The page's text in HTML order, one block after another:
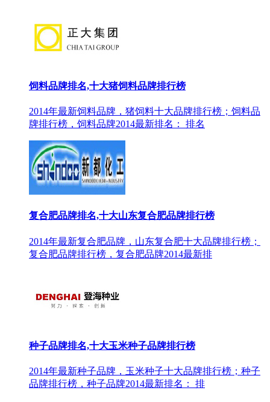
饲料品牌排名,十大猪饲料品牌排行榜
2014年最新饲料品牌，猪饲料十大品牌排行榜；饲料品
牌排行榜，饲料品牌2014最新排名： 排名
复合肥品牌排名,十大山东复合肥品牌排行榜
2014年最新复合肥品牌，山东复合肥十大品牌排行榜；
复合肥品牌排行榜，复合肥品牌2014最新排
种子品牌排名,十大玉米种子品牌排行榜
2014年最新种子品牌，玉米种子十大品牌排行榜；种子
品牌排行榜，种子品牌2014最新排名： 排